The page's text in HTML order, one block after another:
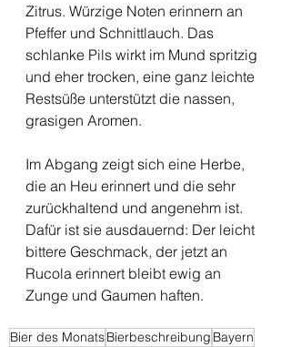
Zitrus. Würzige Noten erinnern an
Pfeffer und Schnittlauch. Das
schlanke Pils wirkt im Mund spritzig
und eher trocken, eine ganz leichte
Restsüße unterstützt die nassen,
grasigen Aromen.
Im Abgang zeigt sich eine Herbe,
die an Heu erinnert und die sehr
zurückhaltend und angenehm ist.
Dafür ist sie ausdauernd: Der leicht
bittere Geschmack, der jetzt an
Rucola erinnert bleibt ewig an
Zunge und Gaumen haften.
Bier des MonatsBierbeschreibung Bayern